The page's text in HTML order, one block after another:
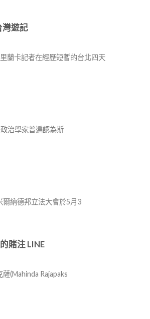
遊記
蘭卡記者在經歷短暫的台北四天
治學家普遍認為斯
爾納德邦立法大會於5月3
賭注 LINE
(Mahinda Rajapaks